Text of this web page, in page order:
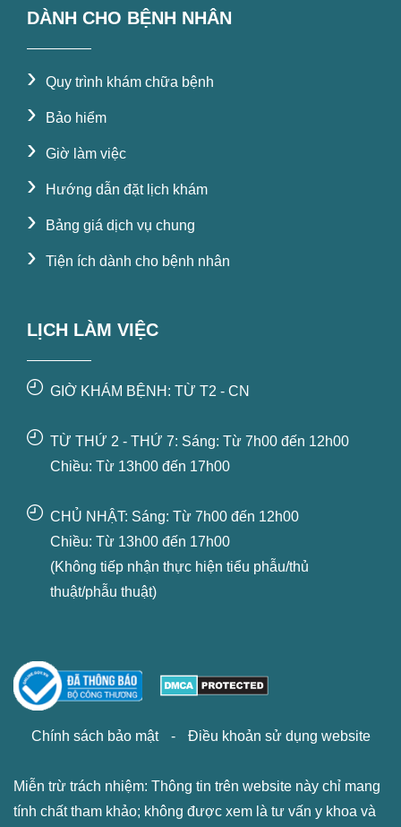
DÀNH CHO BỆNH NHÂN
› Quy trình khám chữa bệnh
› Bảo hiểm
› Giờ làm việc
› Hướng dẫn đặt lịch khám
› Bảng giá dịch vụ chung
› Tiện ích dành cho bệnh nhân
LỊCH LÀM VIỆC
GIỜ KHÁM BỆNH: TỪ T2 - CN
TỪ THỨ 2 - THỨ 7: Sáng: Từ 7h00 đến 12h00
Chiều: Từ 13h00 đến 17h00
CHỦ NHẬT: Sáng: Từ 7h00 đến 12h00
Chiều: Từ 13h00 đến 17h00
(Không tiếp nhận thực hiện tiểu phẫu/thủ
thuật/phẫu thuật)
Chính sách bảo mật - Điều khoản sử dụng website
Miễn trừ trách nhiệm: Thông tin trên website này chỉ mang
tính chất tham khảo; không được xem là tư vấn y khoa và